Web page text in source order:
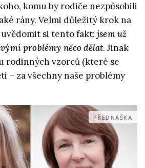
komu by rodiče nezpůsobili
rány. Velmi důležitý krok na
si tento fakt: jsem už
problémy něco dělat. Jinak
rodinných vzorců (které se
– za všechny naše problémy
PŘEDNÁŠKA